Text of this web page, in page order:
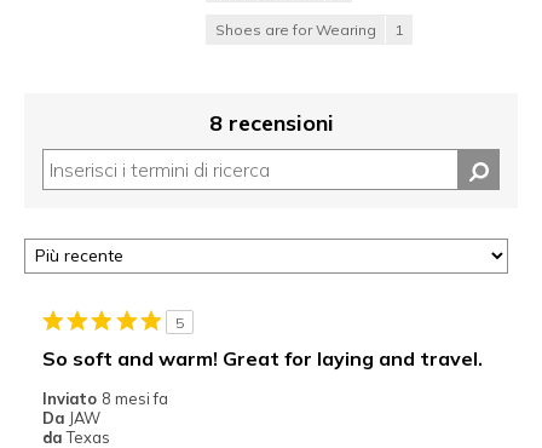
Shoes are for Wearing 1
8 recensioni
5
So soft and warm! Great for laying and travel.
Inviato 8 mesi fa
Da JAW
da Texas